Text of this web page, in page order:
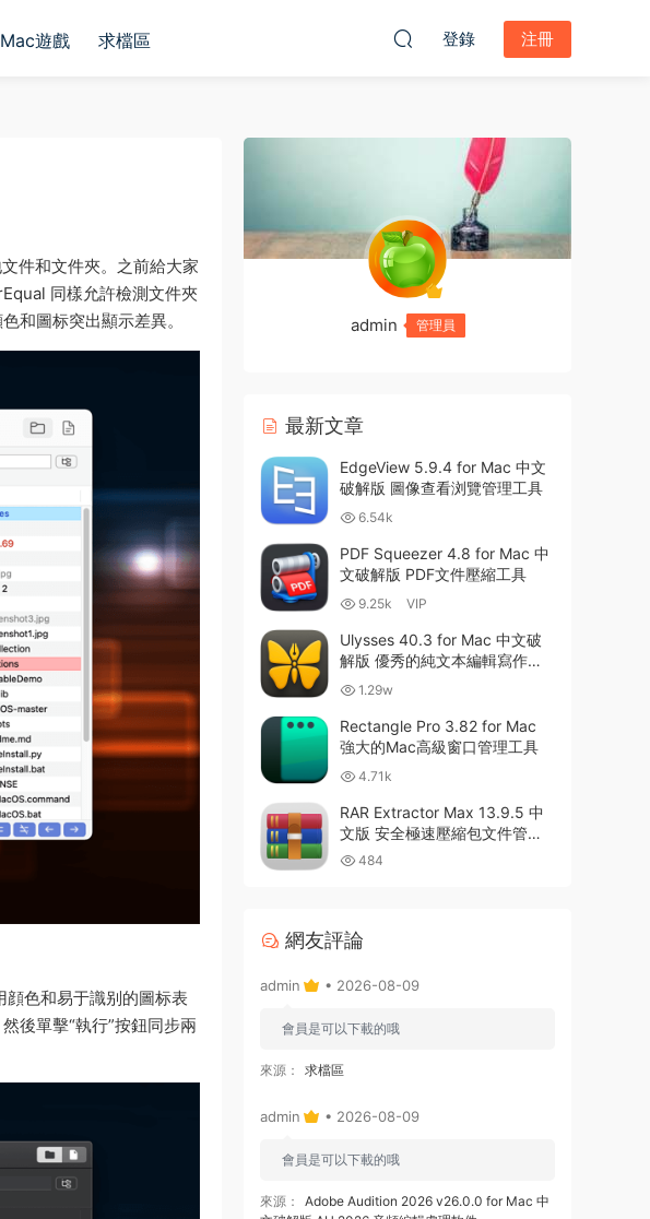
Mac遊戲 求檔區 登錄 注冊
件和文件夾。之前給大家
同樣允許檢測文件夾
和圖标突出顯示差異。
色和易于識别的圖标表
後單擊“執行”按鈕同步兩
admin 管理員
最新文章
EdgeView 5.9.4 for Mac 中文
破解版 圖像查看浏覽管理工具
6.54k
PDF Squeezer 4.8 for Mac 中
文破解版 PDF文件壓縮工具
9.25k VIP
Ulysses 40.3 for Mac 中文破
解版 優秀的純文本編輯寫作軟
件 1.29w
Rectangle Pro 3.82 for Mac
強大的Mac高級窗口管理工具
4.71k
RAR Extractor Max 13.9.5 中
文版 安全極速壓縮包文件管理
器 484
網友評論
admin • 2026-08-09
會員是可以下載的哦
來源： 求檔區
admin • 2026-08-09
會員是可以下載的哦
來源：
Adobe Audition 2026 v26.0.0 for Mac 中